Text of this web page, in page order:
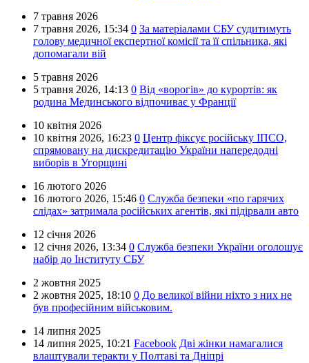
7 травня 2026
7 травня 2026, 15:34 0 За матеріалами СБУ судитимуть
голову медичної експертної комісії та її спільника, які
допомагали вій
5 травня 2026
5 травня 2026, 14:13 0 Від «ворогів» до курортів: як
родина Мединського відпочиває у Франції
10 квітня 2026
10 квітня 2026, 16:23 0 Центр фіксує російську ІПСО,
спрямовану на дискредитацію України напередодні
виборів в Угорщині
16 лютого 2026
16 лютого 2026, 15:46 0 Служба безпеки «по гарячих
слідах» затримала російських агентів, які підірвали авто
12 січня 2026
12 січня 2026, 13:34 0 Служба безпеки України оголошує
набір до Інституту СБУ
2 жовтня 2025
2 жовтня 2025, 18:10 0 До великої війни ніхто з них не
був професійним військовим.
14 липня 2025
14 липня 2025, 10:21 Facebook Дві жінки намагалися
влаштували теракти у Полтаві та Дніпрі